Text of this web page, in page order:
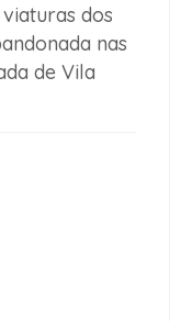
dos
nas
de Vila